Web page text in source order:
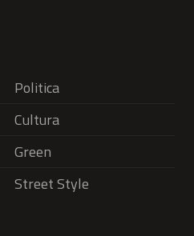
Politica
Cultura
Green
Street Style